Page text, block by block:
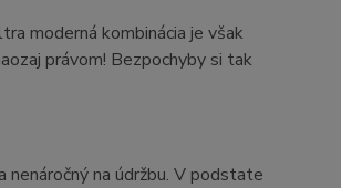
moderná kombinácia je však
právom! Bezpochyby si tak
na údržbu. V podstate